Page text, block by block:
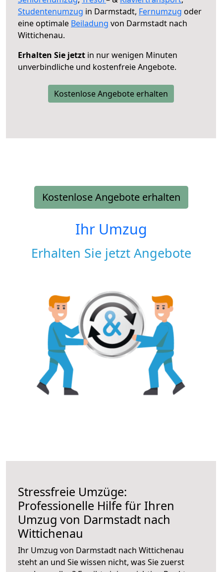
Studentenumzug in Darmstadt, Fernumzug oder
eine optimale Beiladung von Darmstadt nach
Wittichenau.
Erhalten Sie jetzt in nur wenigen Minuten
unverbindliche und kostenfreie Angebote.
Kostenlose Angebote erhalten
Kostenlose Angebote erhalten
Ihr Umzug
Erhalten Sie jetzt Angebote
Stressfreie Umzüge:
Professionelle Hilfe für Ihren
Umzug von Darmstadt nach
Wittichenau
Ihr Umzug von Darmstadt nach Wittichenau
steht an und Sie wissen nicht, was Sie zuerst